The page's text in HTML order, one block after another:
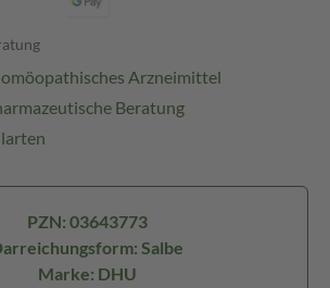
Arzneimittel
Beratung
PZN: 03643773
Salbe
Marke: DHU